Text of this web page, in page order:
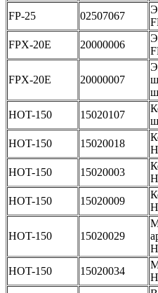
FP-25 02507067
FPX-20E 20000006
FPX-20E 20000007
HOT-150 15020107
HOT-150 15020018
HOT-150 15020003
HOT-150 15020009
HOT-150 15020029
HOT-150 15020034